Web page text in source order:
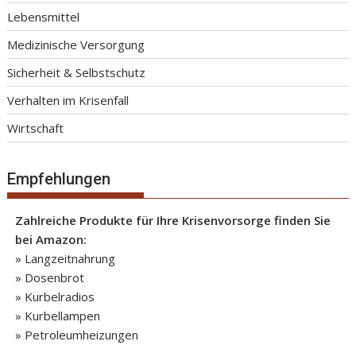
Lebensmittel
Medizinische Versorgung
Sicherheit & Selbstschutz
Verhalten im Krisenfall
Wirtschaft
Empfehlungen
Zahlreiche Produkte für Ihre Krisenvorsorge finden Sie
bei Amazon:
» Langzeitnahrung
» Dosenbrot
» Kurbelradios
» Kurbellampen
» Petroleumheizungen